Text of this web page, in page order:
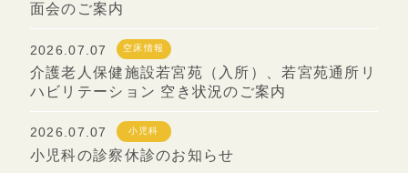
面会のご案内
2026.07.07 空床情報
介護老人保健施設若宮苑（入所）、若宮苑通所リ
ハビリテーション 空き状況のご案内
2026.07.07 小児科
小児科の診察休診のお知らせ